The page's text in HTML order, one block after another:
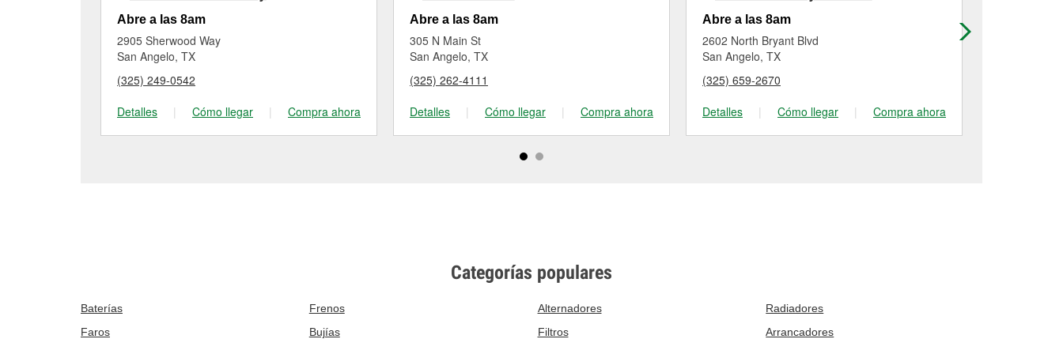
Abre a las 8am
2905 Sherwood Way
San Angelo, TX
(325) 249-0542
Detalles
| Cómo llegar | Compra ahora
Abre a las 8am
305 N Main St
San Angelo, TX
(325) 262-4111
Detalles
| Cómo llegar | Compra ahora
Abre a las 8am
2602 North Bryant Blvd
San Angelo, TX
(325) 659-2670
Detalles
| Cómo llegar | Compra ahora
Categorías populares
Baterías Frenos Alternadores
Radiadores
Faros
Bujías Filtros Arrancadores